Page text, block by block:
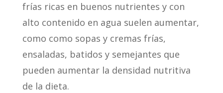
frías ricas en buenos nutrientes y con
alto contenido en agua suelen aumentar,
como como sopas y cremas frías,
ensaladas, batidos y semejantes que
pueden aumentar la densidad nutritiva
de la dieta.